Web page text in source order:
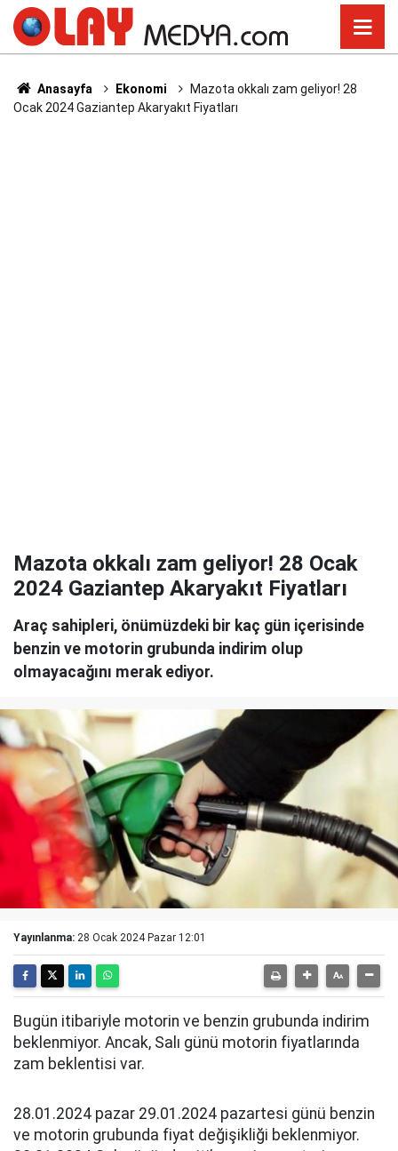
Anasayfa Ekonomi
Mazota okkalı zam geliyor! 28
Ocak 2024 Gaziantep Akaryakıt Fiyatları
Mazota okkalı zam geliyor! 28 Ocak
2024 Gaziantep Akaryakıt Fiyatları
Araç sahipleri, önümüzdeki bir kaç gün içerisinde
benzin ve motorin grubunda indirim olup
olmayacağını merak ediyor.
Yayınlanma: 28 Ocak 2024 Pazar 12:01
Bugün itibariyle motorin ve benzin grubunda indirim
beklenmiyor. Ancak, Salı günü motorin fiyatlarında
zam beklentisi var.
28.01.2024 pazar 29.01.2024 pazartesi günü benzin
ve motorin grubunda fiyat değişikliği beklenmiyor.